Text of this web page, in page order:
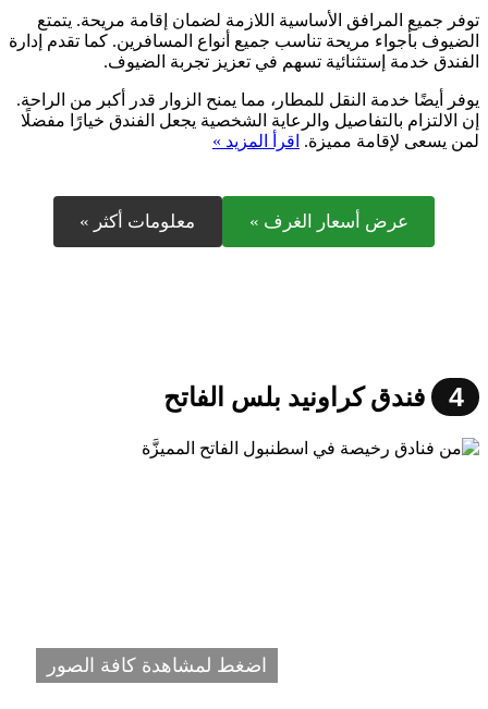
توفر جميع المرافق الأساسية اللازمة لضمان إقامة مريحة. يتمتع
الضيوف بأجواء مريحة تناسب جميع أنواع المسافرين. كما تقدم إدارة
الفندق خدمة إستثنائية تسهم في تعزيز تجربة الضيوف.
يوفر أيضًا خدمة النقل للمطار، مما يمنح الزوار قدر أكبر من الراحة.
إن الالتزام بالتفاصيل والرعاية الشخصية يجعل الفندق خيارًا مفضلًا
لمن يسعى لإقامة مميزة. اقرأ المزيد »
عرض أسعار الغرف » معلومات أكثر »
4 فندق كراونيد بلس الفاتح
اضغط لمشاهدة كافة الصور